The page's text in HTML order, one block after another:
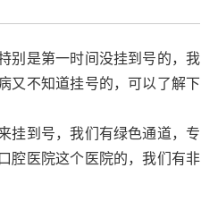
别是第一时间没挂到号的，我
又不知道挂号的，可以了解下
挂到号，我们有绿色通道，专
腔医院这个医院的，我们有非